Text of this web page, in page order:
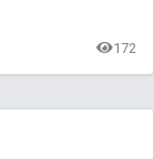
172